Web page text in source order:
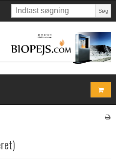
Søg